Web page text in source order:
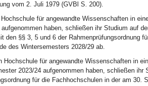
vom 2. Juli 1979 (GVBl S. 200).
für angewandte Wissenschaften in
haben, schließen ihr Studium auf
den §§ 3, 5 und 6 der Rahmenprüfungsordnung
des Wintersemesters 2028/29 ab.
für angewandte Wissenschaften in
2023/24 aufgenommen haben, schließen ihr
für die Fachhochschulen in der am 30.